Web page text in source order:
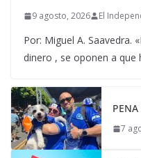
9 agosto, 2026 El
Por: Miguel A. Saavedra.
dinero , se oponen a que
PENA
7